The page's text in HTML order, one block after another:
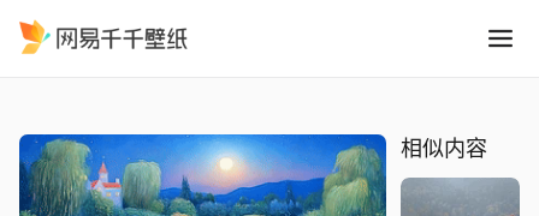
相似内容